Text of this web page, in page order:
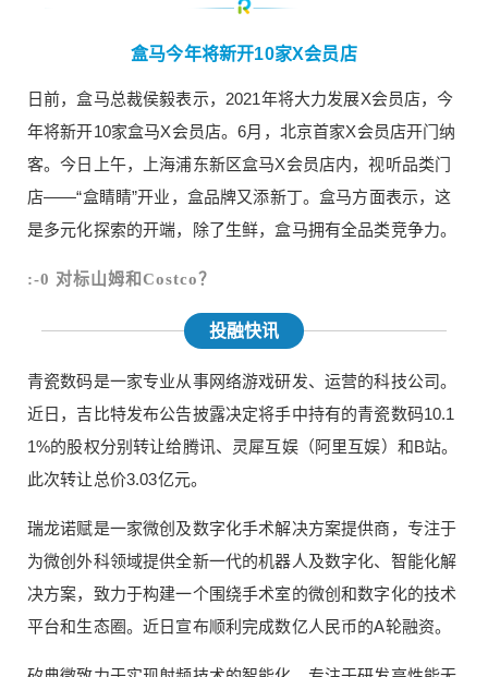
盒马今年将新开10家X会员店
日前，盒马总裁侯毅表示，2021年将大力发展X会员店，今
年将新开10家盒马X会员店。6月，北京首家X会员店开门纳
客。今日上午，上海浦东新区盒马X会员店内，视听品类门
店——“盒睛睛”开业，盒品牌又添新丁。盒马方面表示，这
是多元化探索的开端，除了生鲜，盒马拥有全品类竞争力。
:-0 对标山姆和Costco？
投融快讯
青瓷数码是一家专业从事网络游戏研发、运营的科技公司。
近日，吉比特发布公告披露决定将手中持有的青瓷数码10.1
1%的股权分别转让给腾讯、灵犀互娱（阿里互娱）和B站。
此次转让总价3.03亿元。
瑞龙诺赋是一家微创及数字化手术解决方案提供商，专注于
为微创外科领域提供全新一代的机器人及数字化、智能化解
决方案，致力于构建一个围绕手术室的微创和数字化的技术
平台和生态圈。近日宣布顺利完成数亿人民币的A轮融资。